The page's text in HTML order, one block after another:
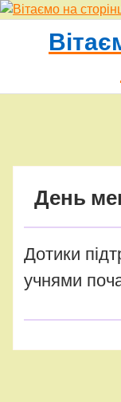
Перейти
контенту
Uncategorized
День
Дотики
учнями